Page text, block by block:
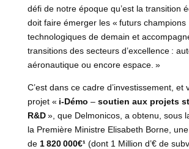
défi de notre époque qu’est la transition
doit faire émerger les « futurs champions
technologiques de demain et
transitions des secteurs d’excellence :
aéronautique ou encore espace. »
C’est dans ce cadre d’investissement, et
projet « i-Démo – soutien aux projets
R&D», que Delmonicos, a obtenu, sous
la Première Ministre Elisabeth Borne,
de 1 820 000€¹(dont 1 Million d’€ de